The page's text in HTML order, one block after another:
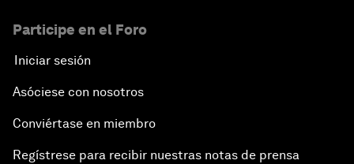
Participe en el Foro
Iniciar sesión
Asóciese con nosotros
Conviértase en miembro
Regístrese para recibir nuestras notas de prensa